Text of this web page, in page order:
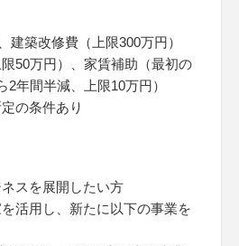
築改修費（上限300万円）
50万円）、家賃補助（最初の
2年間半減、上限10万円）
の条件あり
スを展開したい方
活用し、新たに以下の事業を